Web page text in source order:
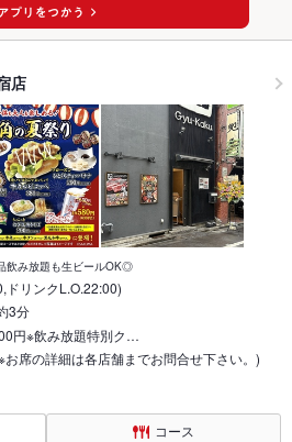
店
飲み放題も生ビールOK◎
ドリンクL.O.22:00)
3分
円※飲み放題特別ク…
席の詳細は各店舗までお問合せ下さい。)
コース